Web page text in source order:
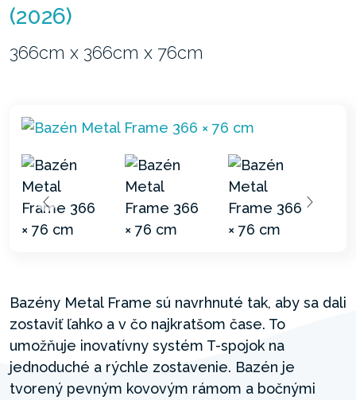
(2026)
366cm x 366cm x 76cm
Bazény Metal Frame sú navrhnuté tak, aby sa dali
zostaviť ľahko a v čo najkratšom čase. To
umožňuje inovatívny systém T-spojok na
jednoduché a rýchle zostavenie. Bazén je
tvorený pevným kovovým rámom a bočnými